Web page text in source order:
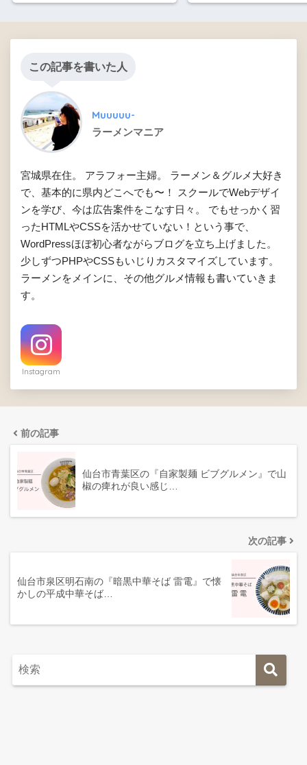
この記事を書いた人
Muuuuu-
ラーメンマニア
宮城県在住。 アラフォー主婦。 ラーメン＆グルメ大好き
で、基本的に県内どこへでも〜！ スクールでWebデザイ
ンを学び、今は広告案件をこなす日々。 でもせっかく習
ったHTMLやCSSを活かせていない！という事で、
WordPressほぼ初心者ながらブログを立ち上げました。
少しずつPHPやCSSもいじりカスタマイズしています。
ラーメンをメインに、その他グルメ情報も書いていきま
す。
Instagram
前の記事
仙台市青葉区の『自家製麺 ビブグルメン』で山
椒の痺れが良い感じ…
次の記事
仙台市泉区明石南の『暗黒中華そば 雷電』で懐
かしの平成中華そば…